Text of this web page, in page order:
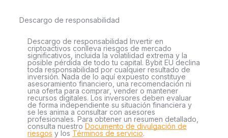
Descargo de responsabilidad
Descargo de responsabilidad Invertir en
criptoactivos conlleva riesgos de mercado
significativos, incluida la volatilidad extrema y la
posible pérdida de todo tu capital. Bybit EU declina
toda responsabilidad por cualquier resultado de
inversión. Nada de lo aquí expuesto constituye
asesoramiento financiero, una recomendación ni
una oferta para comprar, vender o mantener
recursos digitales. Los inversores deben evaluar
de forma independiente su situación financiera y
se les anima a consultar con asesores
profesionales. Para obtener un resumen detallado,
consulta nuestro Documento de divulgación de
riesgos y los Términos de servicio.